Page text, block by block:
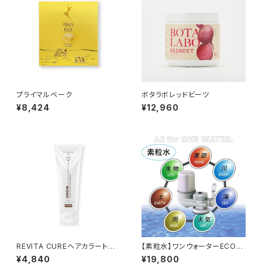
プライマルベーク
¥8,424
ボタラボレッドビーツ
¥12,960
REVITA CUREヘアカラートリ
ートメント ダークブラウン
¥4,840
【素粒水】ワンウォーターECO
浄水器 活水器 蛇口直結型
¥19,800